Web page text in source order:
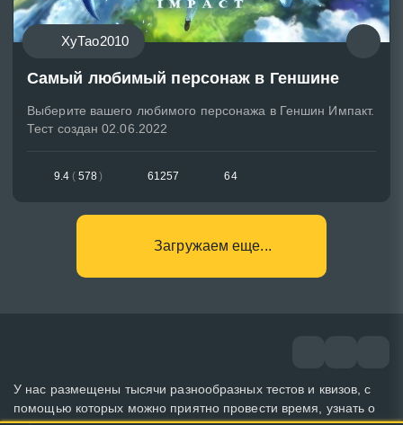
ХуТао2010
Самый любимый персонаж в Геншине
Выберите вашего любимого персонажа в Геншин Импакт.
Тест создан 02.06.2022
9.4 ( 578) 61257 64
Загружаем еще...
У нас размещены тысячи разнообразных тестов и квизов, с
помощью которых можно приятно провести время, узнать о